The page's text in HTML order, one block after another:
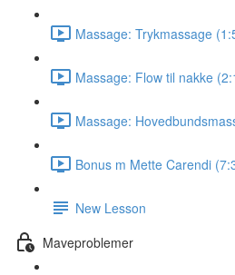
Massage: Trykmassage
Massage: Flow til nakke
Massage:
Bonus m Mette Carendi
New Lesson
Maveproblemer